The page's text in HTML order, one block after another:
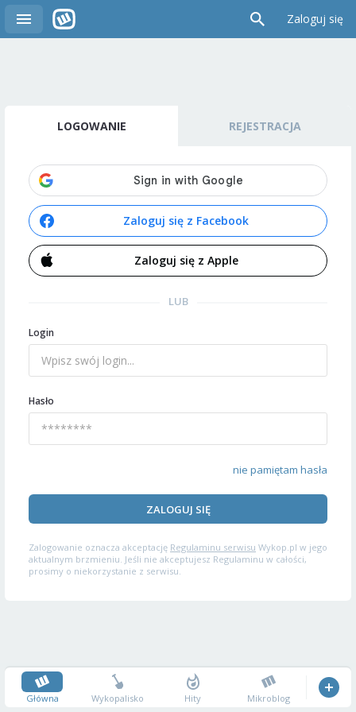
Zaloguj się
LOGOWANIE REJESTRACJA
Zaloguj się z Facebook
Zaloguj się z Apple
LUB
Login
Hasło
nie pamiętam hasła
ZALOGUJ SIĘ
Zalogowanie oznacza akceptację Regulaminu serwisu Wykop.pl w jego
aktualnym brzmieniu. Jeśli nie akceptujesz Regulaminu w całości,
prosimy o niekorzystanie z serwisu.
Główna Wykopalisko Hity Mikroblog